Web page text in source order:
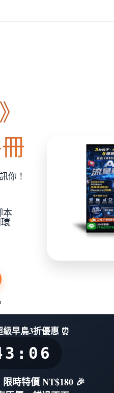
你！
本
早鳥3折優惠 ⏰
時特價 NT$180 🎉